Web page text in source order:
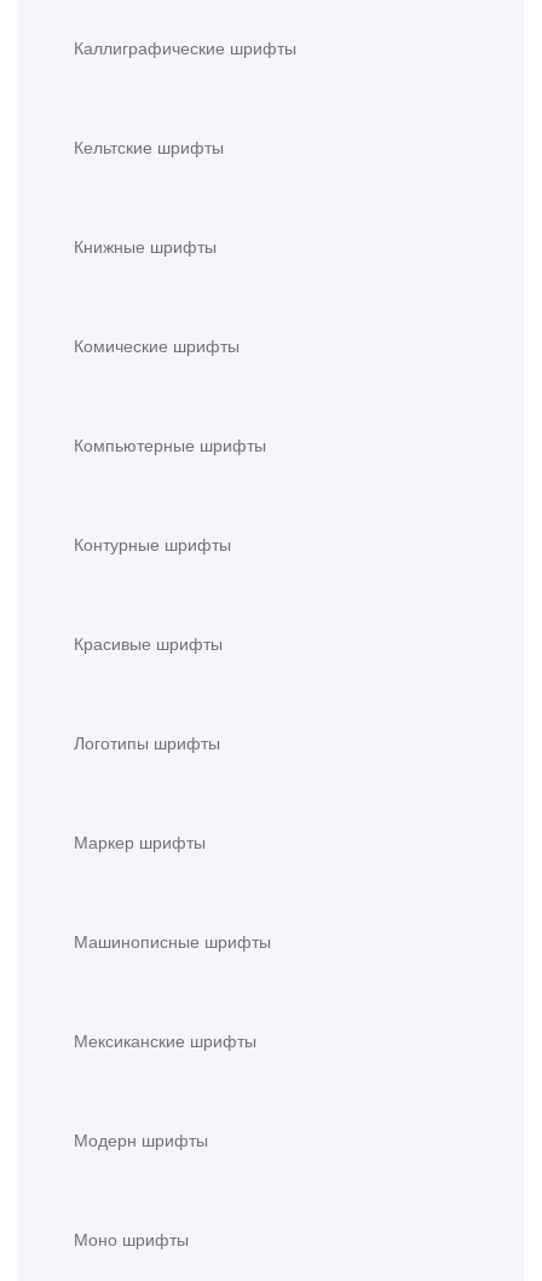
Каллиграфические шрифты
Кельтские шрифты
Книжные шрифты
Комические шрифты
Компьютерные шрифты
Контурные шрифты
Красивые шрифты
Логотипы шрифты
Маркер шрифты
Машинописные шрифты
Мексиканские шрифты
Модерн шрифты
Моно шрифты